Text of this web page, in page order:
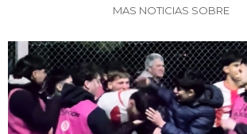
MAS NOTICIAS SOBRE